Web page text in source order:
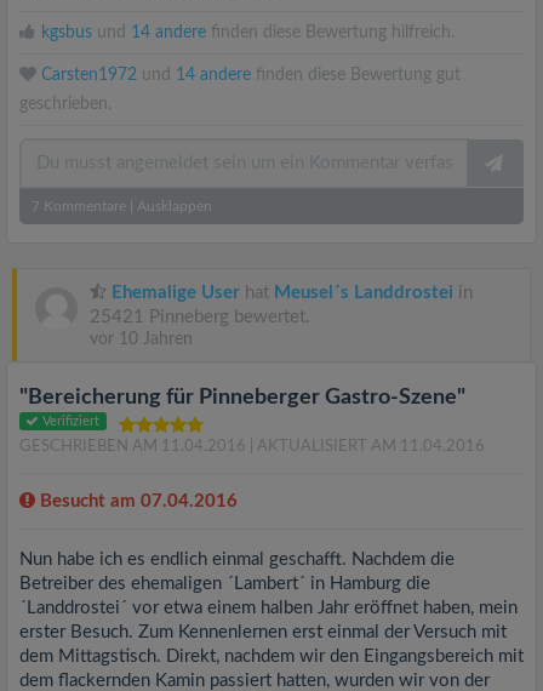
kgsbus und 14 andere finden diese Bewertung hilfreich.
Carsten1972 und 14 andere finden diese Bewertung gut
geschrieben.
7 Kommentare Ausklappen
Ehemalige User hat Meusel´s Landdrostei in
25421 Pinneberg bewertet.
vor 10 Jahren
"Bereicherung für Pinneberger Gastro-Szene"
Verifiziert
GESCHRIEBEN AM 11.04.2016 | AKTUALISIERT AM 11.04.2016
Besucht am 07.04.2016
Nun habe ich es endlich einmal geschafft. Nachdem die
Betreiber des ehemaligen ´Lambert´ in Hamburg die
´Landdrostei´ vor etwa einem halben Jahr eröffnet haben, mein
erster Besuch. Zum Kennenlernen erst einmal der Versuch mit
dem Mittagstisch. Direkt, nachdem wir den Eingangsbereich mit
dem flackernden Kamin passiert hatten, wurden wir von der